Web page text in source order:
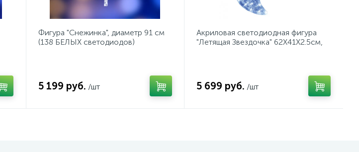
Фигура "Снежинка", диаметр 91 см
(138 БЕЛЫХ светодиодов)
5 199 руб. /шт
Акриловая светодиодная фигура
"Летящая Звездочка" 62X41X2.5см,
5 699 руб. /шт